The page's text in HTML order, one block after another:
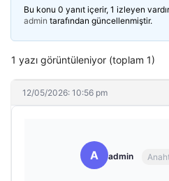
Bu konu 0 yanıt içerir, 1 izleyen
admin tarafından güncellenmiştir.
1 yazı görüntüleniyor (toplam 1)
12/05/2026: 10:56 pm
A admin